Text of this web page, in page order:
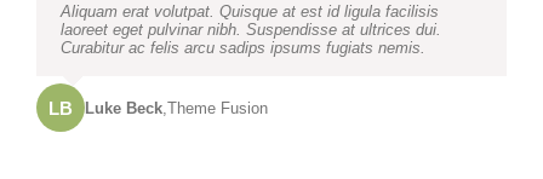
Neque porro quisquam est, qui dolorem ipsum quia dolor sit
amet, consec tetur, adipisci velit, sed quia non numquam
eius modi tempora voluptas amets unser.
JD John Doe,My Company
Aliquam erat volutpat. Quisque at est id ligula facilisis
laoreet eget pulvinar nibh. Suspendisse at ultrices dui.
Curabitur ac felis arcu sadips ipsums fugiats nemis.
LB Luke Beck Theme Fusion